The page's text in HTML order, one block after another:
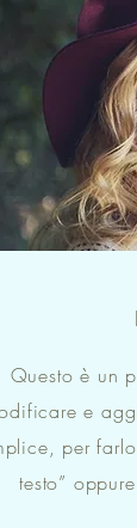
Questo è un
e
per
testo”